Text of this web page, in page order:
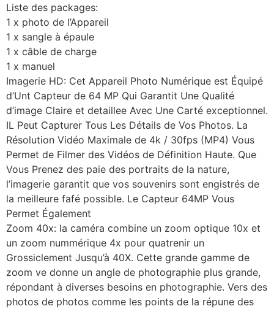
Liste des packages:
1 x photo de l’Appareil
1 x sangle à épaule
1 x câble de charge
1 x manuel
Imagerie HD: Cet Appareil Photo Numérique est Équipé
d’Unt Capteur de 64 MP Qui Garantit Une Qualité
d’image Claire et detaillee Avec Une Carté exceptionnel.
IL Peut Capturer Tous Les Détails de Vos Photos. La
Résolution Vidéo Maximale de 4k / 30fps (MP4) Vous
Permet de Filmer des Vidéos de Définition Haute. Que
Vous Prenez des paie des portraits de la nature,
l’imagerie garantit que vos souvenirs sont engistrés de
la meilleure fafé possible. Le Capteur 64MP Vous
Permet Également
Zoom 40x: la caméra combine un zoom optique 10x et
un zoom nummérique 4x pour quatrenir un
Grossiclement Jusqu’à 40X. Cette grande gamme de
zoom ve donne un angle de photographie plus grande,
répondant à diverses besoins en photographie. Vers des
photos de photos comme les points de la répune des